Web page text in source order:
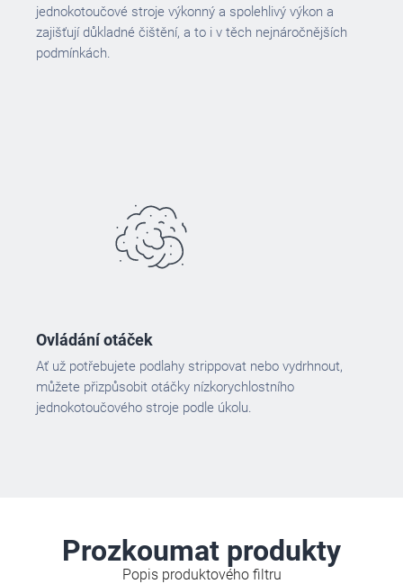
jednokotoučové stroje výkonný a spolehlivý výkon a
zajišťují důkladné čištění, a to i v těch nejnáročnějších
podmínkách.
Ovládání otáček
Ať už potřebujete podlahy strippovat nebo vydrhnout,
můžete přizpůsobit otáčky nízkorychlostního
jednokotoučového stroje podle úkolu.
Prozkoumat produkty
Popis produktového filtru